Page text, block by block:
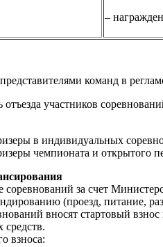
–
команд в
отъезда участников
в индивидуальных
чемпионата и открытого
за счет
(проезд, питание,
вносят стартовый
средств.
взноса: